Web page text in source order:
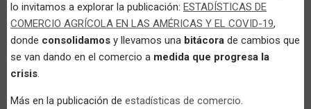
lo invitamos a explorar la publicación: ESTADÍSTICAS DE
COMERCIO AGRÍCOLA EN LAS AMÉRICAS Y EL COVID-19,
donde consolidamos y llevamos una bitácora de cambios que
se van dando en el comercio a medida que progresa la
crisis.
Más en la publicación de estadísticas de comercio.